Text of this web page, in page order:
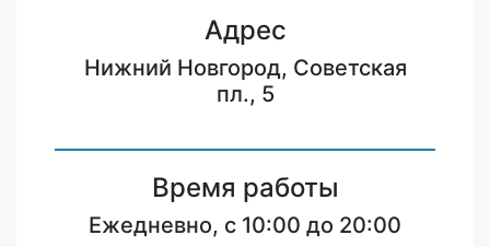
Адрес
Нижний Новгород, Советская
пл., 5
Время работы
Ежедневно, с 10:00 до 20:00